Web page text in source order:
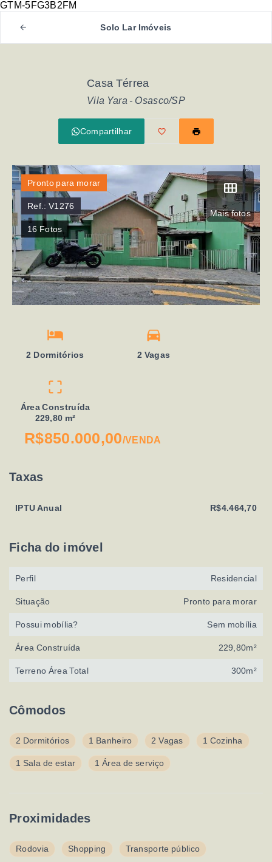
GTM-5FG3B2FM
Solo Lar Imóveis
Casa Térrea
Vila Yara - Osasco/SP
Compartilhar
Mais fotos
Pronto para morar
Ref.:V1276
16 Fotos
2 Dormitórios 2 Vagas
Área Construída
229,80 m²
R$850.000,00/VENDA
Cômodos
2 Dormitórios 1 Banheiro 2 Vagas 1 Cozinha
1 Sala de estar 1 Área de serviço
Proximidades
Rodovia Shopping Transporte público
Taxas
IPTU Anual R$4.464,70
Ficha do imóvel
Perfil Residencial
Situação Pronto para morar
Possui mobília? Sem mobília
Área Construída 229,80m²
Terreno Área Total 300m²